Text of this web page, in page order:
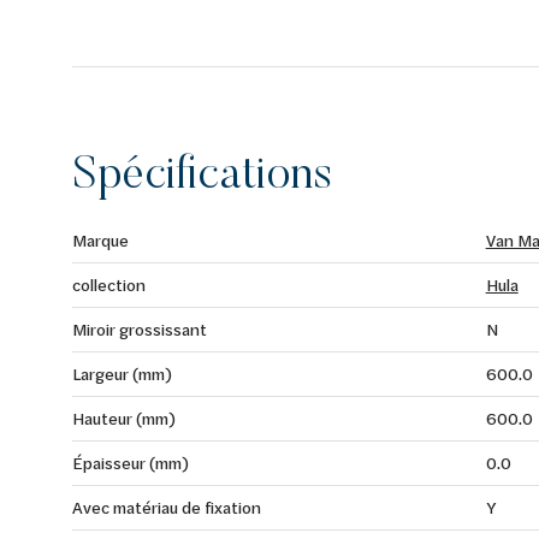
Spécifications
Marque
Van
collection
Hula
Miroir grossissant
N
Largeur (mm)
600.0
Hauteur (mm)
600.0
Épaisseur (mm)
0.0
Avec matériau de fixation
Y